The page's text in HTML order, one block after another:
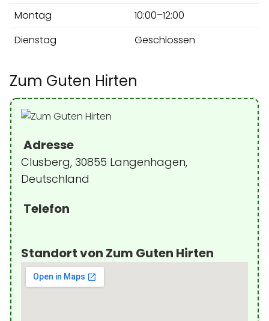
Montag
10:00–12:00
Dienstag
Geschlossen
Zum Guten Hirten
Adresse
Clusberg, 30855 Langenhagen,
Deutschland
Telefon
Standort von Zum Guten Hirten